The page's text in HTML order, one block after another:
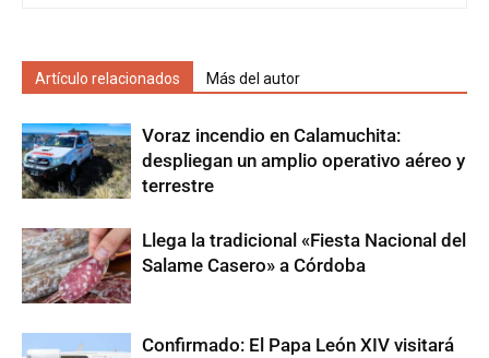
Artículo relacionados Más del autor
Voraz incendio en Calamuchita:
despliegan un amplio operativo aéreo y
terrestre
Llega la tradicional «Fiesta Nacional del
Salame Casero» a Córdoba
Confirmado: El Papa León XIV visitará